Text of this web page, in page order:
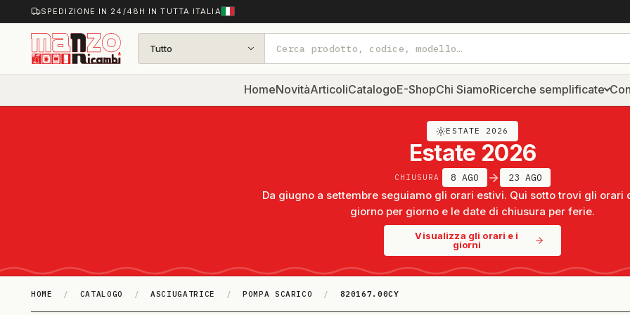
SPEDIZIONE IN 24/48H IN TUTTA ITALIA
Tutto
HomeNovitàArticoliCatalogoE-ShopChi SiamoRicerche semplificate
ESTATE 2026
Estate 2026
CHIUSURA 8 AGO 23 AGO
Da giugno a settembre seguiamo gli orari estivi. Qui sotto trovi gli orari
giorno per giorno e le date di chiusura per ferie.
Visualizza gli orari e i
giorni
HOME / CATALOGO / ASCIUGATRICE / POMPA SCARICO / 820167.00CY